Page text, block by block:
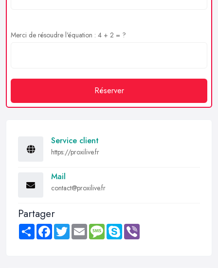
Merci de résoudre l'équation : 4 + 2 = ?
Réserver
Service client
https://proxilive.fr
Mail
contact@proxilive.fr
Partager
Share FacebookTwitter Email MessageSkype